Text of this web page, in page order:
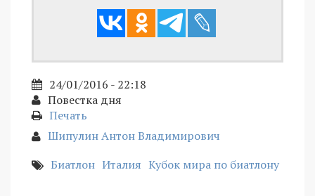
24/01/2016 - 22:18
Повестка дня
Печать
Шипулин Антон Владимирович
Биатлон Италия Кубок мира по биатлону